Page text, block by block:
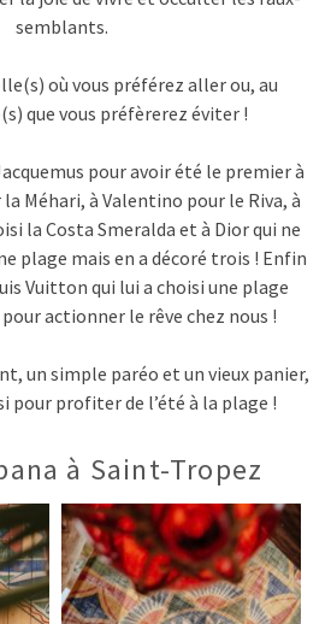
semblants.
où vous préférez aller ou, au
que vous préfèrerez éviter !
pour avoir été le premier à
Méhari, à Valentino pour le Riva, à
la Costa Smeralda et à Dior qui ne
plage mais en a décoré trois ! Enfin
Vuitton qui lui a choisi une plage
actionner le rêve chez nous !
un simple paréo et un vieux panier,
pour profiter de l’été à la plage !
à Saint-Tropez